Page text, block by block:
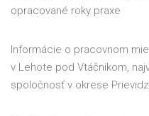
opracované roky praxe
Informácie o pracovnom
v Lehote pod Vtáčnikom,
spoločnosť v okrese